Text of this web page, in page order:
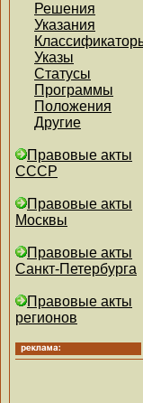
Решения
Указания
Указы
Статусы
Программы
Положения
Другие
Правовые акты
СССР
Правовые акты
Москвы
Правовые акты
Санкт-Петербурга
Правовые акты
регионов